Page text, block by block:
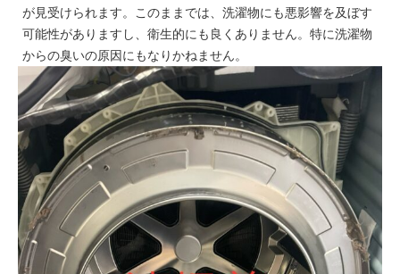
が見受けられます。このままでは、洗濯物にも悪影響を及ぼす
可能性がありますし、衛生的にも良くありません。特に洗濯物
からの臭いの原因にもなりかねません。